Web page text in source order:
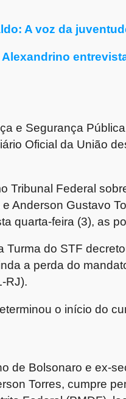
A voz da
Alexandrino
e Segurança
Oficial da União
Tribunal Federal
Anderson Gustavo
quarta-feira (3), as
Turma do STF
a perda do
RJ).
o início do
de Bolsonaro e ex-
Torres, cumpre